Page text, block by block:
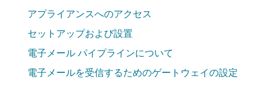
アプライアンスへのアクセス
セットアップおよび設置
電子メール パイプラインについて
電子メールを受信するためのゲートウェイの設定